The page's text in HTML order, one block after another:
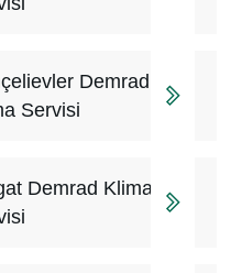
Demrad
Servisi
Demrad Klima